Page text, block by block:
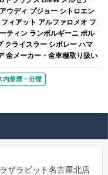
ウディ プジョー シトロエン
ィアット アルファロメオ フ
ティン ランボルギーニ ポル
クライスラー シボレー ハマ
全メーカー・全車種取り扱い
内禁煙・分煙
ザラビット名古屋北店